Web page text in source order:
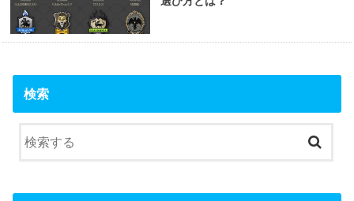
検索